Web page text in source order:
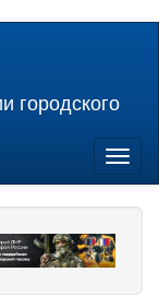
городского